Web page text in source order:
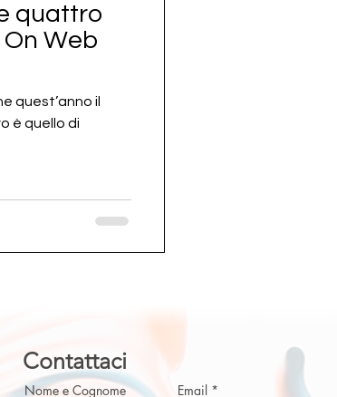
quattro
Web
quest’anno il
è quello di
Contattaci
Nome e Cognome Email